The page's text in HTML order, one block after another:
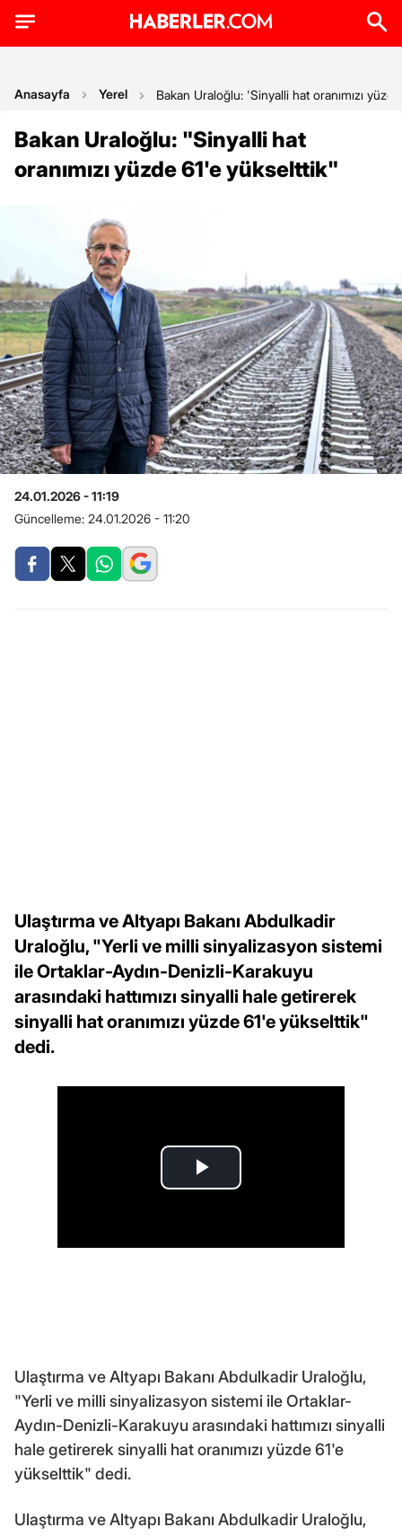
Anasayfa Yerel Bakan Uraloğlu: 'Sinyalli hat oranımızı
Bakan Uraloğlu: "Sinyalli hat
oranımızı yüzde 61'e yükselttik"
24.01.2026 - 11:19
Güncelleme: 24.01.2026 - 11:20
Ulaştırma ve Altyapı Bakanı Abdulkadir
Uraloğlu, "Yerli ve milli sinyalizasyon sistemi
ile Ortaklar-Aydın-Denizli-Karakuyu
arasındaki hattımızı sinyalli hale getirerek
sinyalli hat oranımızı yüzde 61'e yükselttik"
dedi.
Ulaştırma ve Altyapı Bakanı Abdulkadir Uraloğlu,
"Yerli ve milli sinyalizasyon sistemi ile Ortaklar-
Aydın-Denizli-Karakuyu arasındaki hattımızı sinyalli
hale getirerek sinyalli hat oranımızı yüzde 61'e
yükselttik" dedi.
Ulaştırma ve Altyapı Bakanı Abdulkadir Uraloğlu,